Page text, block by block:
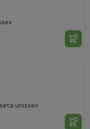
unissex